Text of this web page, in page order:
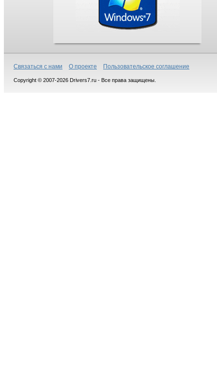
Связаться с нами О проекте Пользовательское соглашение
Copyright © 2007-2026 Drivers7.ru - Все права защищены.